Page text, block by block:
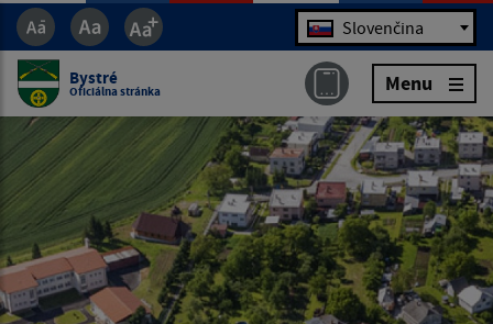
Jazyk Slovenčina
Bystré
Oficiálna stránka Menu